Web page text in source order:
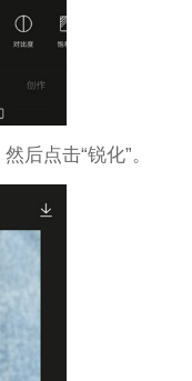
后点击“锐化”。